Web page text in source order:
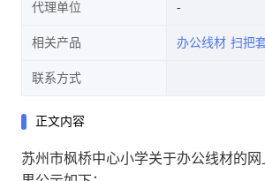
代理单位
相关产品 办公线材 扫把
联系方式
正文内容
苏州市枫桥中心小学关于办公线材的网